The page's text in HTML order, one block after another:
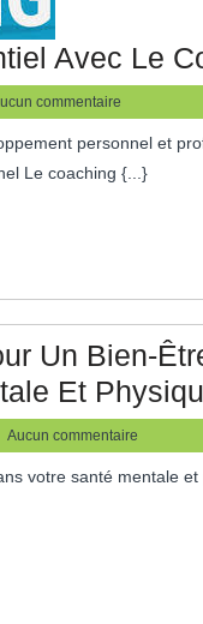
Avec Le
commentaire
Le coaching {...}
Un Bien-
Et
Aucun commentaire